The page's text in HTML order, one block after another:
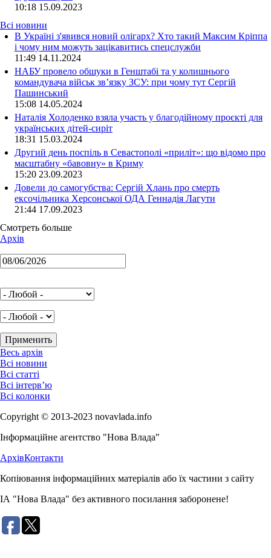
10:18 15.09.2023
Всі новини
В Україні з'явився новий олігарх? Хто такий Максим Кріппа
і чому ним можуть зацікавитись спецслужби
11:49 14.11.2024
НАБУ провело обшуки в Генштабі та у колишнього
командувача військ зв’язку ЗСУ: при чому тут Сергій
Пашинський
15:08 14.05.2024
Наталія Холоденко взяла участь у благодійному проєкті для
українських дітей-сиріт
18:31 15.03.2024
Другий день поспіль в Севастополі «приліт»: що відомо про
масштабну «бавовну» в Криму
15:20 23.09.2023
Довели до самогубства: Сергій Хлань про смерть
ексочільника Херсонської ОДА Геннадія Лагути
21:44 17.09.2023
Смотреть больше
Архів
Весь архів
Всі новини
Всі статті
Всі інтерв’ю
Всі колонки
Copyright © 2013-2023 novavlada.info
Інформаційне агентство "Нова Влада"
АрхівКонтакти
Копіювання інформаційних матеріалів або їх частини з сайту
ІА "Нова Влада" без активного посилання заборонене!